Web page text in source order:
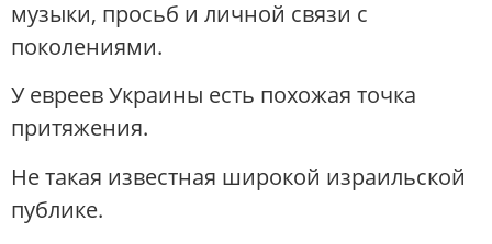
музыки, просьб и личной связи с
поколениями.
У евреев Украины есть похожая точка
притяжения.
Не такая известная широкой израильской
публике.